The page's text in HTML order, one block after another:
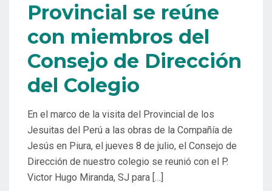
Provincial se reúne
con miembros del
Consejo de Dirección
del Colegio
En el marco de la visita del Provincial de los
Jesuitas del Perú a las obras de la Compañía de
Jesús en Piura, el jueves 8 de julio, el Consejo de
Dirección de nuestro colegio se reunió con el P.
Victor Hugo Miranda, SJ para […]